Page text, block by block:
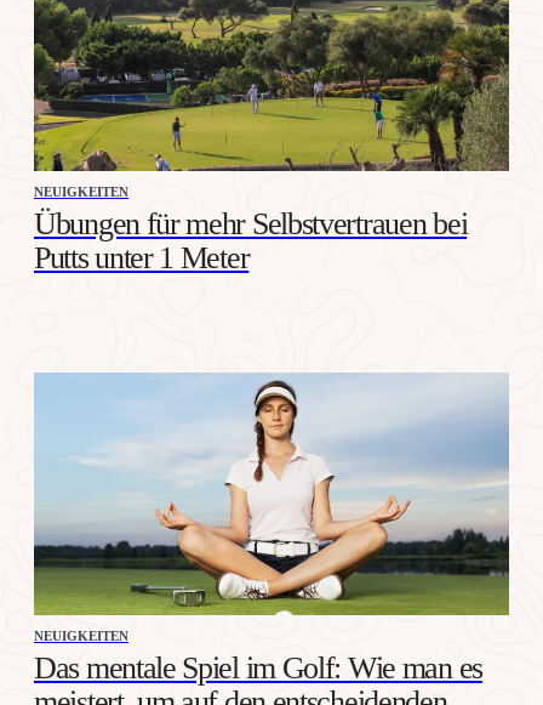
NEUIGKEITEN
Übungen für mehr Selbstvertrauen bei
Putts unter 1 Meter
NEUIGKEITEN
Das mentale Spiel im Golf: Wie man es